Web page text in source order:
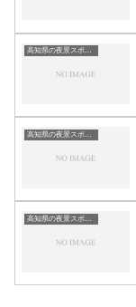
高知県の夜景スポット一覧
高知県の夜景スポット一覧
高知県の夜景スポット一覧